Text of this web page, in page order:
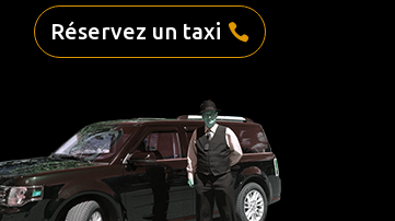
Réservez un taxi